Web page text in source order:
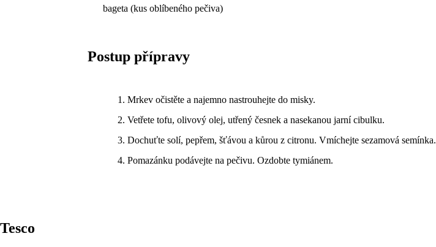
bageta (kus oblíbeného pečiva)
Postup přípravy
Mrkev očistěte a najemno nastrouhejte do misky.
Vetřete tofu, olivový olej, utřený česnek a nasekanou jarní cibulku.
Dochuťte solí, pepřem, šťávou a kůrou z citronu. Vmíchejte sezamová semínka.
Pomazánku podávejte na pečivu. Ozdobte tymiánem.
Tesco